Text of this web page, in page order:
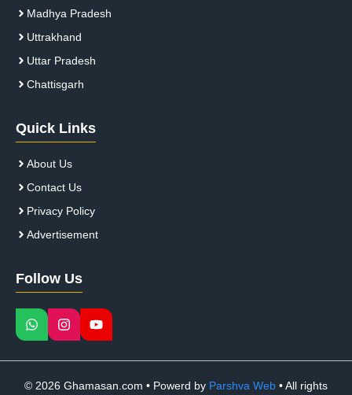
Madhya Pradesh
Uttrakhand
Uttar Pradesh
Chattisgarh
Quick Links
About Us
Contact Us
Privacy Policy
Advertisement
Follow Us
© 2026 Ghamasan.com • Powerd by Parshva Web • All rights